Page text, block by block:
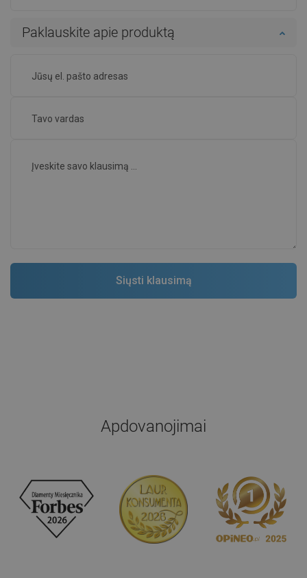
Paklauskite apie produktą
Apdovanojimai